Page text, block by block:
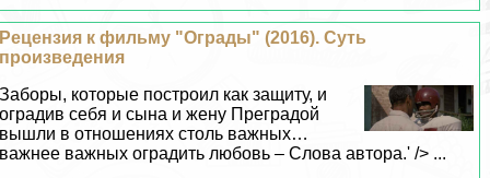
Рецензия к фильму "Ограды" (2016). Суть
произведения
Заборы, которые построил как защиту, и
оградив себя и сына и жену Преградой
вышли в отношениях столь важных…
важнее важных оградить любовь – Слова автора.' /> ...